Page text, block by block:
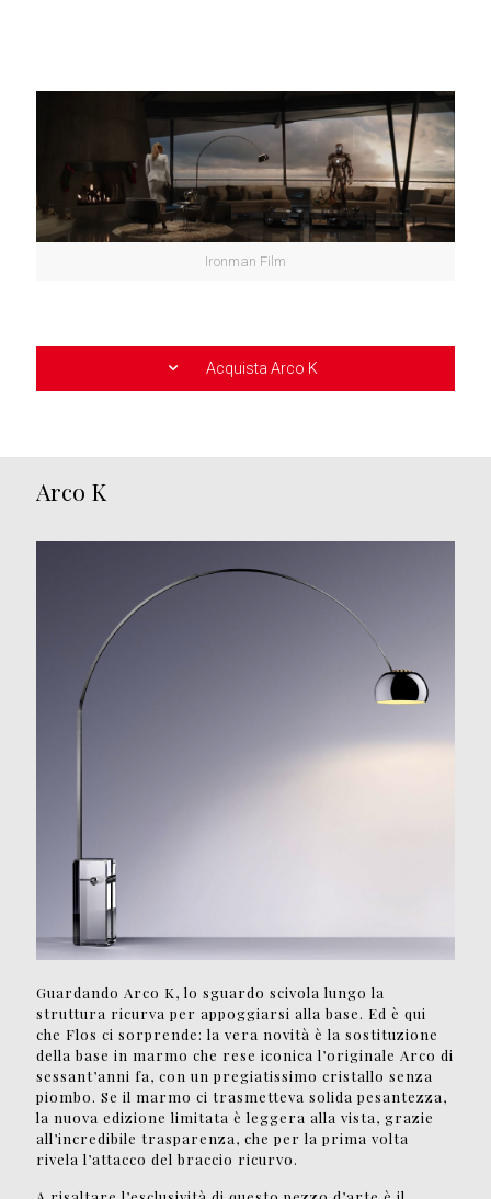
Ironman Film
Acquista Arco K
Arco K
Guardando Arco K, lo sguardo scivola lungo la
struttura ricurva per appoggiarsi alla base. Ed è qui
che Flos ci sorprende: la vera novità è la sostituzione
della base in marmo che rese iconica l’originale Arco di
sessant’anni fa, con un pregiatissimo cristallo senza
piombo. Se il marmo ci trasmetteva solida pesantezza,
la nuova edizione limitata è leggera alla vista, grazie
all’incredibile trasparenza, che per la prima volta
rivela l’attacco del braccio ricurvo.